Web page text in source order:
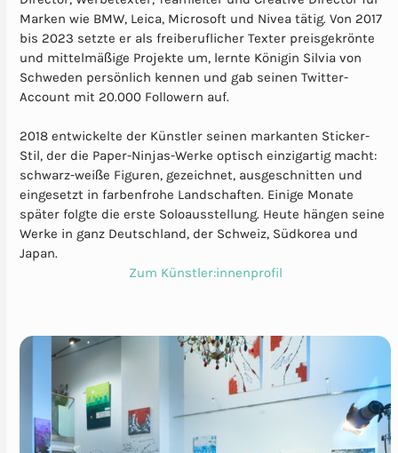
Marken wie BMW, Leica, Microsoft und Nivea tätig. Von 2017
bis 2023 setzte er als freiberuflicher Texter preisgekrönte
und mittelmäßige Projekte um, lernte Königin Silvia von
Schweden persönlich kennen und gab seinen Twitter-
Account mit 20.000 Followern auf.
2018 entwickelte der Künstler seinen markanten Sticker-
Stil, der die Paper-Ninjas-Werke optisch einzigartig macht:
schwarz-weiße Figuren, gezeichnet, ausgeschnitten und
eingesetzt in farbenfrohe Landschaften. Einige Monate
später folgte die erste Soloausstellung. Heute hängen seine
Werke in ganz Deutschland, der Schweiz, Südkorea und
Japan.
Zum Künstler:innenprofil